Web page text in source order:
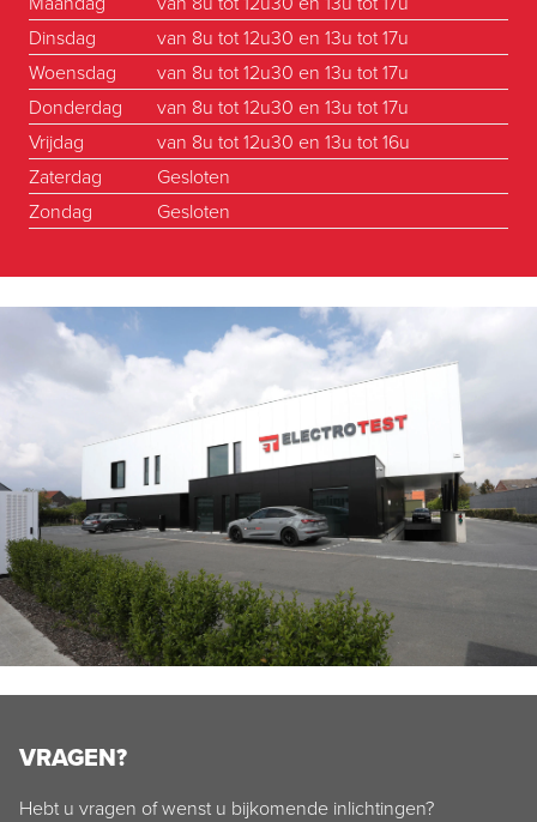
Dinsdag
van 8u tot 12u30 en 13u tot 17u
Woensdag
van 8u tot 12u30 en 13u tot 17u
Donderdag
van 8u tot 12u30 en 13u tot 17u
Vrijdag
van 8u tot 12u30 en 13u tot 16u
Zaterdag
Gesloten
Zondag
Gesloten
VRAGEN?
Hebt u vragen of wenst u bijkomende inlichtingen?